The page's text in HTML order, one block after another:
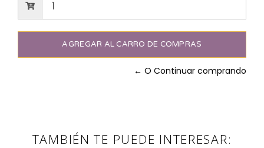
← O Continuar comprando
TAMBIÉN TE PUEDE INTERESAR: